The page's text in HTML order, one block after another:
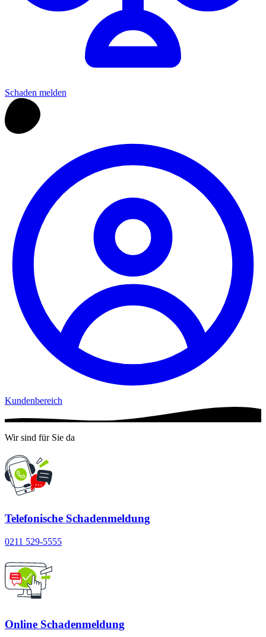
Schaden melden
Kundenbereich
Wir sind für Sie da
Telefonische Schadenmeldung
0211 529-5555
Online Schadenmeldung